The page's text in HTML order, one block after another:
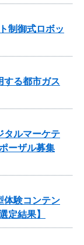
制御式ロボッ
する都市ガス
タルマーケテ
ーザル募集
体験コンテン
定結果】